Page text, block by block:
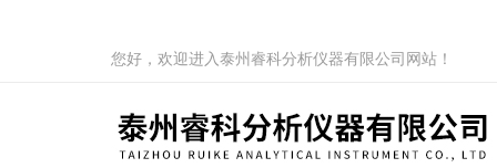
您好，欢迎进入泰州睿科分析仪器有限公司网站！